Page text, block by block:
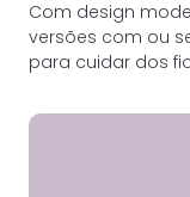
Com design
versões com ou
para cuidar dos